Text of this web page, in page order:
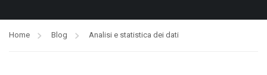
Home Blog Analisi e statistica dei dati